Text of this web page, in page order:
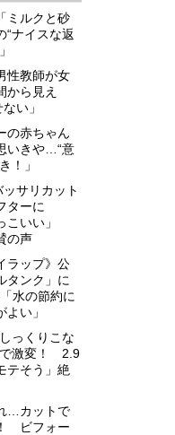
ミルクと砂
ナイスな返
性教師が女
ら見え
い」
の赤ちゃん
いきや…“意
！」
サリカット
ターに
こいい」
の声
ラップ》公
タンク」に
水の節約に
い」
っくりこな
で激変！ 2.9
テそう」絶
…カットで
ビフォー